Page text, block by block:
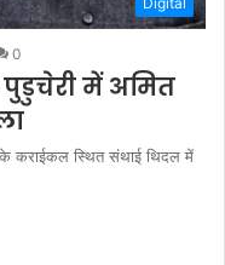
0
पुडुचेरी में अमित
कराईकल स्थित संथाई थिदल में